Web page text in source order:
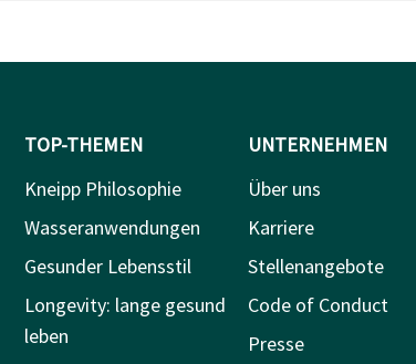
TOP-THEMEN
Kneipp Philosophie
Wasseranwendungen
Gesunder Lebensstil
Longevity: lange gesund
leben
UNTERNEHMEN
Über uns
Karriere
Stellenangebote
Code of Conduct
Presse